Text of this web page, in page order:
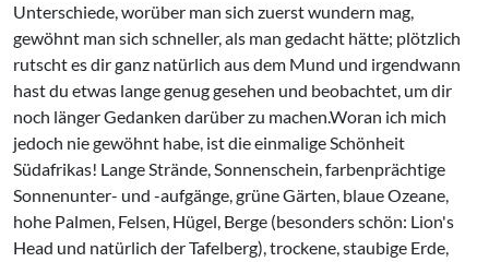
Unterschiede, worüber man sich zuerst wundern mag,
gewöhnt man sich schneller, als man gedacht hätte; plötzlich
rutscht es dir ganz natürlich aus dem Mund und irgendwann
hast du etwas lange genug gesehen und beobachtet, um dir
noch länger Gedanken darüber zu machen.Woran ich mich
jedoch nie gewöhnt habe, ist die einmalige Schönheit
Südafrikas! Lange Strände, Sonnenschein, farbenprächtige
Sonnenunter- und -aufgänge, grüne Gärten, blaue Ozeane,
hohe Palmen, Felsen, Hügel, Berge (besonders schön: Lion's
Head und natürlich der Tafelberg), trockene, staubige Erde,